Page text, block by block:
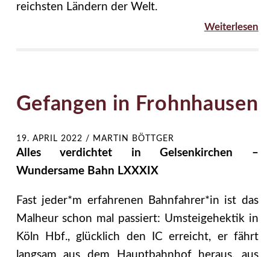
reichsten Ländern der Welt.
Weiterlesen
Gefangen in Frohnhausen
19. APRIL 2022 / MARTIN BÖTTGER
Alles verdichtet in Gelsenkirchen –
Wundersame Bahn LXXXIX
Fast jeder*m erfahrenen Bahnfahrer*in ist das
Malheur schon mal passiert: Umsteigehektik in
Köln Hbf., glücklich den IC erreicht, er fährt